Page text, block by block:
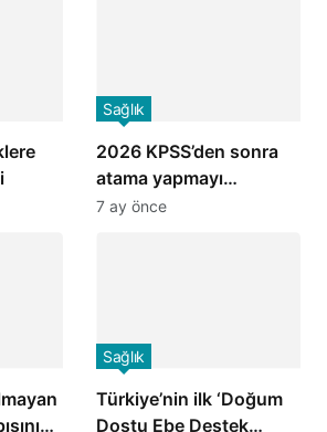
2026 KPSS’den sonra
atama yapmayı
hedefliyoruz
Sağlık
7 ay önce
Türkiye’nin ilk ‘Doğum
Dostu Ebe Destek
Sağlık